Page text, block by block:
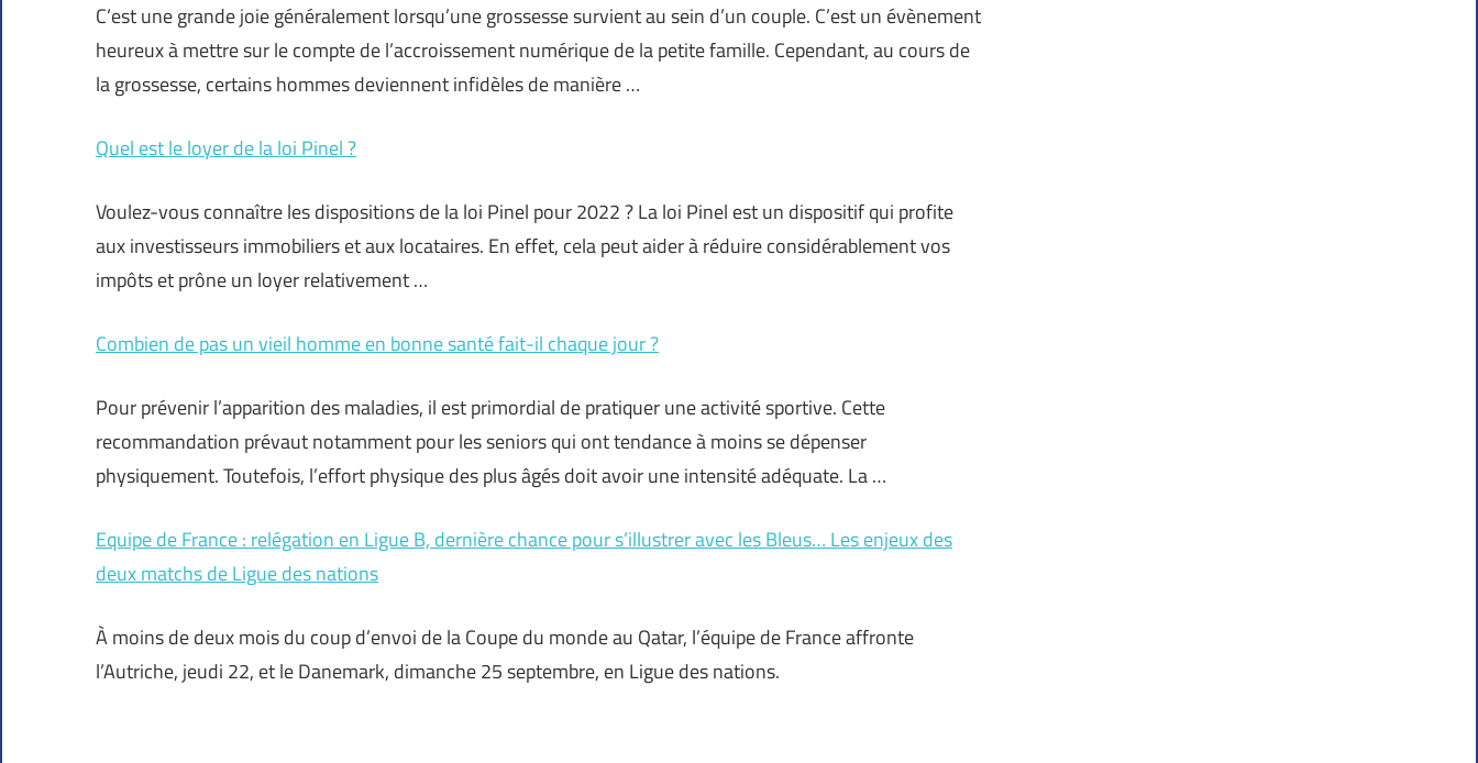
C’est une grande joie généralement lorsqu’une grossesse survient au sein d’un couple. C’est un évènement
heureux à mettre sur le compte de l’accroissement numérique de la petite famille. Cependant, au cours de
la grossesse, certains hommes deviennent infidèles de manière …
Quel est le loyer de la loi Pinel ?
Voulez-vous connaître les dispositions de la loi Pinel pour 2022 ? La loi Pinel est un dispositif qui profite
aux investisseurs immobiliers et aux locataires. En effet, cela peut aider à réduire considérablement vos
impôts et prône un loyer relativement …
Combien de pas un vieil homme en bonne santé fait-il chaque jour ?
Pour prévenir l’apparition des maladies, il est primordial de pratiquer une activité sportive. Cette
recommandation prévaut notamment pour les seniors qui ont tendance à moins se dépenser
physiquement. Toutefois, l’effort physique des plus âgés doit avoir une intensité adéquate. La …
Equipe de France : relégation en Ligue B, dernière chance pour s’illustrer avec les Bleus… Les enjeux des
deux matchs de Ligue des nations
À moins de deux mois du coup d’envoi de la Coupe du monde au Qatar, l’équipe de France affronte
l’Autriche, jeudi 22, et le Danemark, dimanche 25 septembre, en Ligue des nations.